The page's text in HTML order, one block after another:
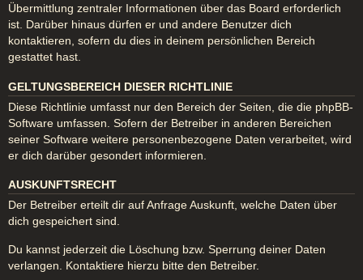
Übermittlung zentraler Informationen über das Board erforderlich
ist. Darüber hinaus dürfen er und andere Benutzer dich
kontaktieren, sofern du dies in deinem persönlichen Bereich
gestattet hast.
GELTUNGSBEREICH DIESER RICHTLINIE
Diese Richtlinie umfasst nur den Bereich der Seiten, die die phpBB-
Software umfassen. Sofern der Betreiber in anderen Bereichen
seiner Software weitere personenbezogene Daten verarbeitet, wird
er dich darüber gesondert informieren.
AUSKUNFTSRECHT
Der Betreiber erteilt dir auf Anfrage Auskunft, welche Daten über
dich gespeichert sind.
Du kannst jederzeit die Löschung bzw. Sperrung deiner Daten
verlangen. Kontaktiere hierzu bitte den Betreiber.